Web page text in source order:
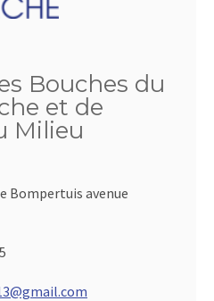
Bouches du
et de
Milieu
Bompertuis avenue